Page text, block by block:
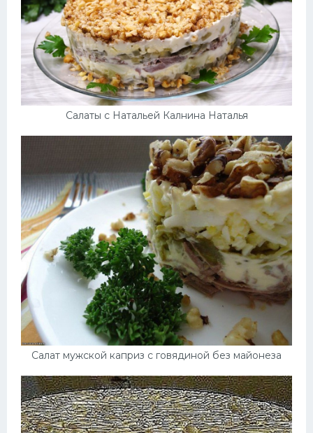
Салаты с Натальей Калнина Наталья
Салат мужской каприз с говядиной без майонеза
Напитки
Дизайн комнаты